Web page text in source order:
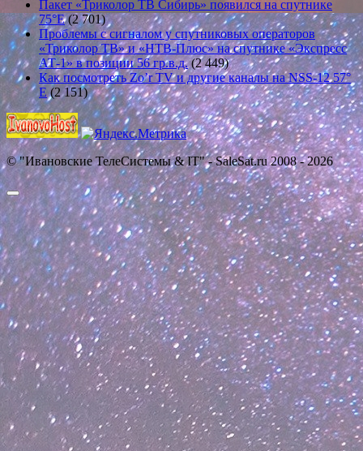
Пакет «Триколор ТВ Сибирь» появился на спутнике
75°E (2 701)
Проблемы с сигналом у спутниковых операторов
«Триколор ТВ» и «НТВ-Плюс» на спутнике «Экспресс
АТ-1» в позиции 56 гр.в.д. (2 449)
Как посмотреть Zo’r TV и другие каналы на NSS-12 57°
E (2 151)
© "Ивановские ТелеСистемы & IT" - SaleSat.ru 2008 - 2026
Прокрутить
вверх